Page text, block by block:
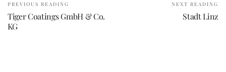
PREVIOUS READING
Tiger Coatings GmbH & Co.
KG
NEXT READING
Stadt Linz